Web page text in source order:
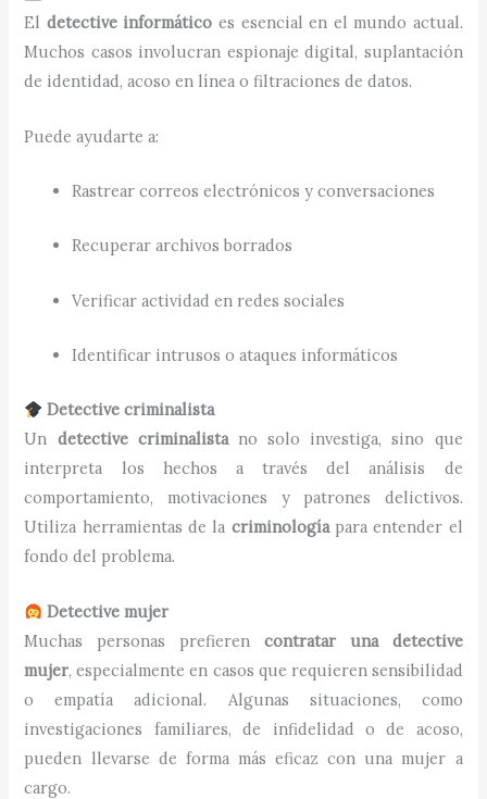
El detective informático es esencial en el mundo actual.
Muchos casos involucran espionaje digital, suplantación
de identidad, acoso en línea o filtraciones de datos.
Puede ayudarte a:
Rastrear correos electrónicos y conversaciones
Recuperar archivos borrados
Verificar actividad en redes sociales
Identificar intrusos o ataques informáticos
Detective criminalista
Un detective criminalistano solo investiga, sino que
interpreta los hechos a través del análisis de
comportamiento, motivaciones y patrones delictivos.
Utiliza herramientas de la criminologíapara entender el
fondo del problema.
Detective mujer
Muchas personas prefieren contratar una detective
mujer, especialmente en casos que requieren sensibilidad
o empatía adicional. Algunas situaciones, como
investigaciones familiares, de infidelidad o de acoso,
pueden llevarse de forma más eficaz con una mujer a
cargo.